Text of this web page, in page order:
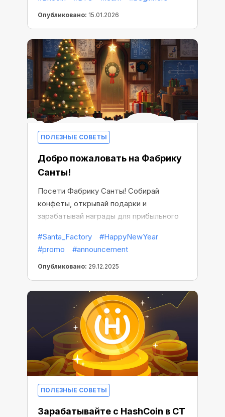
Опубликовано: 15.01.2026
ПОЛЕЗНЫЕ СОВЕТЫ
Добро пожаловать на Фабрику
Санты!
Посети Фабрику Санты! Собирай
конфеты, открывай подарки и
зарабатывай награды для прибыльного
#Santa_Factory
#HappyNewYear
#promo
#announcement
Опубликовано: 29.12.2025
ПОЛЕЗНЫЕ СОВЕТЫ
Зарабатывайте с HashCoin в CT